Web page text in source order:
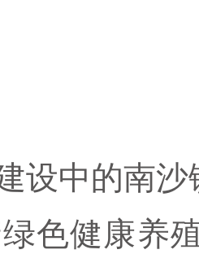
设中的南
色健康养